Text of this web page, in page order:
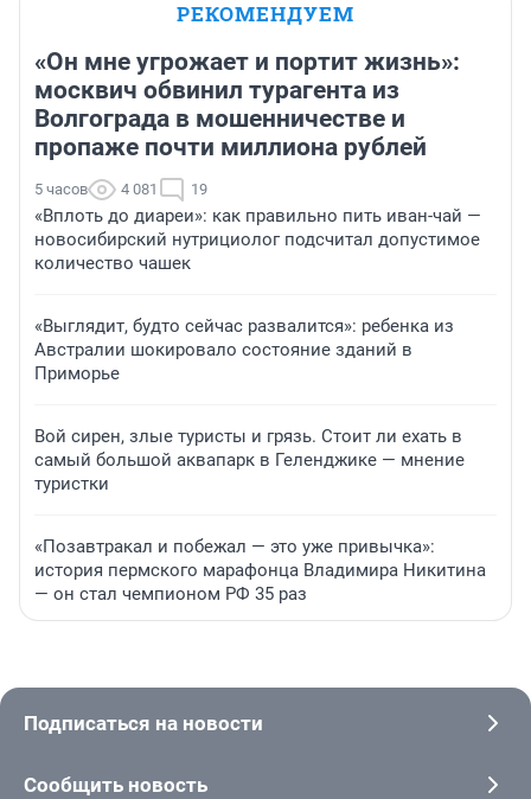
РЕКОМЕНДУЕМ
«Он мне угрожает и портит жизнь»:
москвич обвинил турагента из
Волгограда в мошенничестве и
пропаже почти миллиона рублей
5 часов 4 081 19
«Вплоть до диареи»: как правильно пить иван-чай —
новосибирский нутрициолог подсчитал допустимое
количество чашек
«Выглядит, будто сейчас развалится»: ребенка из
Австралии шокировало состояние зданий в
Приморье
Вой сирен, злые туристы и грязь. Стоит ли ехать в
самый большой аквапарк в Геленджике — мнение
туристки
«Позавтракал и побежал — это уже привычка»:
история пермского марафонца Владимира Никитина
— он стал чемпионом РФ 35 раз
Подписаться на новости
Сообщить новость